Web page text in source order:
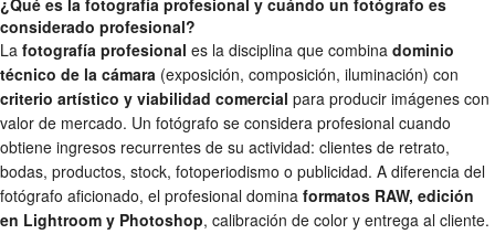
¿Qué es la fotografía profesional y cuándo un fotógrafo es
considerado profesional?
La fotografía profesional es la disciplina que combina dominio
técnico de la cámara (exposición, composición, iluminación) con
criterio artístico y viabilidad comercial para producir imágenes con
valor de mercado. Un fotógrafo se considera profesional cuando
obtiene ingresos recurrentes de su actividad: clientes de retrato,
bodas, productos, stock, fotoperiodismo o publicidad. A diferencia del
fotógrafo aficionado, el profesional domina formatos RAW, edición
en Lightroom y Photoshop, calibración de color y entrega al cliente.